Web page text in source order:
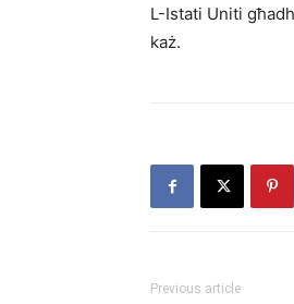
L-Istati Uniti
każ.
Previous article